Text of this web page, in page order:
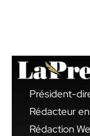
Président-
Rédacteur
Rédaction